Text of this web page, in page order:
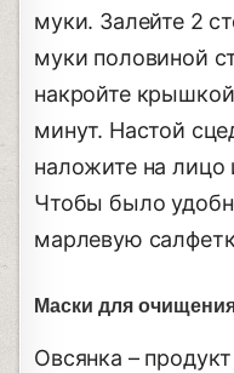
муки. Залейте 2
муки половиной
накройте крышкой
минут. Настой
наложите на лицо
Чтобы было
марлевую
Маски для
Овсянка –